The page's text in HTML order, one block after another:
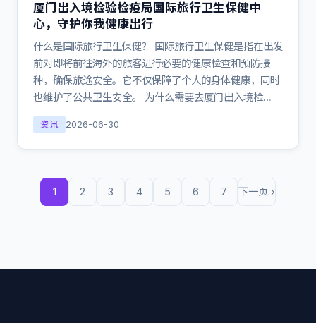
厦门出入境检验检疫局国际旅行卫生保健中
心，守护你我健康出行
什么是国际旅行卫生保健？ 国际旅行卫生保健是指在出发
前对即将前往海外的旅客进行必要的健康检查和预防接
种，确保旅途安全。它不仅保障了个人的身体健康，同时
也维护了公共卫生安全。 为什么需要去厦门出入境检…
资讯 2026-06-30
1 2 3 4 5 6 7 下一页 ›